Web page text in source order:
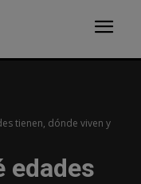
tienen, dónde viven y
edades